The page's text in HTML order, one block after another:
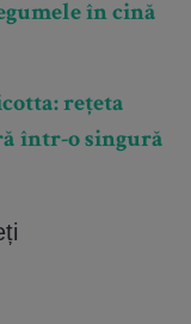
în cină
rețeta
într-o singură